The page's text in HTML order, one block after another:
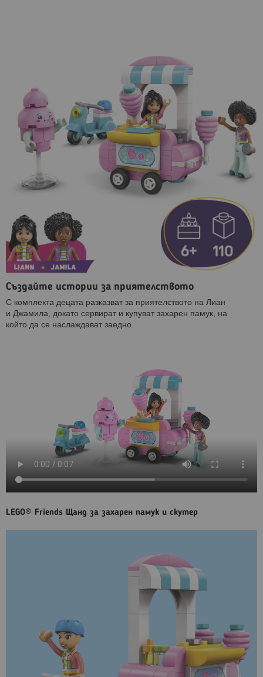
Създайте истории за приятелството
С комплекта децата разказват за приятелството на Лиан
и Джамила, докато сервират и купуват захарен памук, на
който да се наслаждават заедно
LEGO® Friends Щанд за захарен памук и скутер